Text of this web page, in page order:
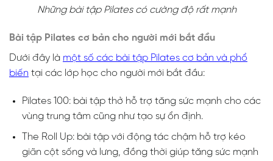
Những bài tập Pilates có cường độ rất mạnh
Bài tập Pilates cơ bản cho người mới bắt đầu
Dưới đây là một số các bài tập Pilates cơ bản và phổ
biến tại các lớp học cho người mới bắt đầu:
Pilates 100: bài tập thở hỗ trợ tăng sức mạnh cho các
vùng trung tâm cũng như tạo sự ổn định.
The Roll Up: bài tập với động tác chậm hỗ trợ kéo
giãn cột sống và lưng, đồng thời giúp tăng sức mạnh